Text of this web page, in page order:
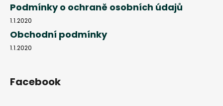
Podmínky o ochraně osobních údajů
1.1.2020
Obchodní podmínky
1.1.2020
Facebook